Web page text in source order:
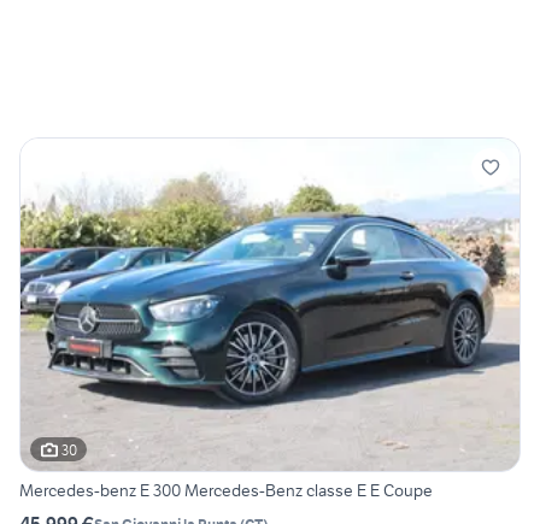
30
Mercedes-benz E 300 Mercedes-Benz classe E E Coupe